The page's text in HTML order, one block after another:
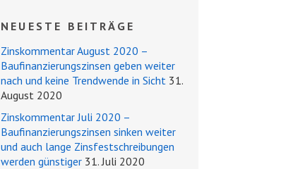
NEUESTE BEITRÄGE
Zinskommentar August 2020 –
Baufinanzierungszinsen geben weiter
nach und keine Trendwende in Sicht 31.
August 2020
Zinskommentar Juli 2020 –
Baufinanzierungszinsen sinken weiter
und auch lange Zinsfestschreibungen
werden günstiger 31. Juli 2020